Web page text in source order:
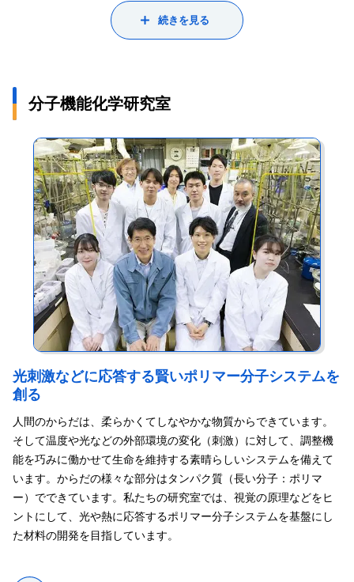
る上で重要な経験になりました。その経験から、パルス時間幅や
偏光などの分子に照射する光の条件を変えれば、新しい化学反応
きる現象を発見。その成果をまとめた博士論文で、若手研究者に
贈られる「井上研究奨励賞」を受賞できました。現在は、光応答
性材料への応用を目指して研究を進めています。
化学生命学部では、「基礎化学実験」、「有機化学演習」などの
科目を担当しています。基礎化学実験では有機化学の実験操作の
基礎を教えています。卒業研究でしっかり結果を出せるように、
機器の操作だけでなく、「観察する力」を身につけてほしいと考
えています。
夢中になれるものを見つけたら、その分野の一流の人に会ってみ
てください。私は大学院在籍中に学会等に参加して、同じ分野の
け、自分もそのような研究者になりたいと思ったところが大きい
です。夢中になれる研究テーマに出会えたなら、ぜひ大学院に進
学して研究を続けて下さい。
大学院に進学し、「なぜこうなのか」と疑問を持ち、自分で計画
して研究を進めるようになると、論理的思考力と主体性が鍛えら
れます。これらは、研究者としてだけでなく、社会のどのような
舞台でも役立つ力になると思います。研究に限らず、大学で夢中
になれるものと出合ってほしいです。
続きを見る
分子機能化学研究室
光刺激などに応答する賢いポリマー分子システムを
創る
人間のからだは、柔らかくてしなやかな物質からできています。
そして温度や光などの外部環境の変化（刺激）に対して、調整機
能を巧みに働かせて生命を維持する素晴らしいシステムを備えて
います。からだの様々な部分はタンパク質（長い分子：ポリマ
ー）でできています。私たちの研究室では、視覚の原理などをヒ
ントにして、光や熱に応答するポリマー分子システムを基盤にし
た材料の開発を目指しています。